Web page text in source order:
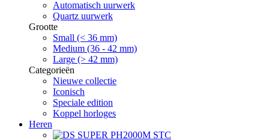
Automatisch uurwerk
Quartz uurwerk
Grootte
Small (< 36 mm)
Medium (36 - 42 mm)
Large (> 42 mm)
Categorieën
Nieuwe collectie
Iconisch
Speciale edition
Koppel horloges
Heren